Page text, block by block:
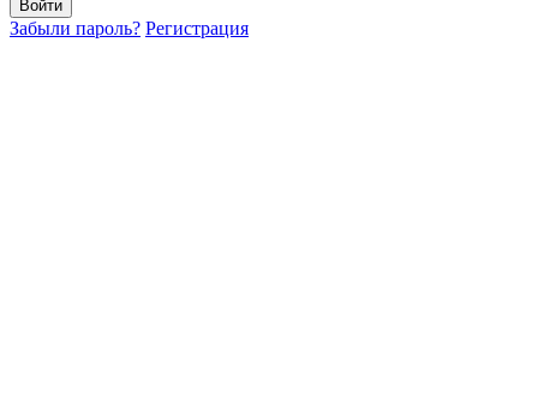
Забыли пароль? Регистрация